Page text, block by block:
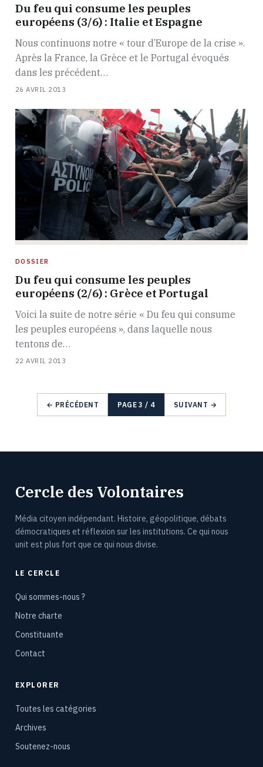
Du feu qui consume les peuples
européens (3/6) : Italie et Espagne
Nous continuons notre « tour d’Europe de la crise ».
Après la France, la Grèce et le Portugal évoqués
dans les précédent…
26 AVRIL 2013
DOSSIER
Du feu qui consume les peuples
européens (2/6) : Grèce et Portugal
Voici la suite de notre série « Du feu qui consume
les peuples européens », dans laquelle nous
tentons de…
22 AVRIL 2013
← PRÉCÉDENT PAGE 3 / 4 SUIVANT →
Cercle des Volontaires
Média citoyen indépendant. Histoire, géopolitique, débats
démocratiques et réflexion sur les institutions. Ce qui nous
unit est plus fort que ce qui nous divise.
LE CERCLE
Qui sommes-nous ?
Notre charte
Constituante
Contact
EXPLORER
Toutes les catégories
Archives
Soutenez-nous